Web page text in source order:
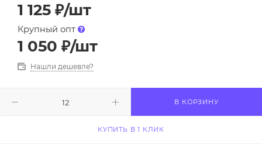
1 125 ₽/шт
Крупный опт
1 050 ₽/шт
Нашли дешевле?
В КОРЗИНУ
КУПИТЬ В 1 КЛИК